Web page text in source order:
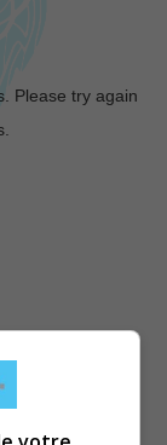
Please try again